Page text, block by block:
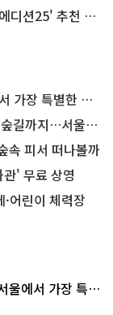
25' 추천 코스
편의점의 정체
울둘레길 15코스
속 피서 떠나볼까
' 무료 상영
어린이 체력장
울에서 가장 특별